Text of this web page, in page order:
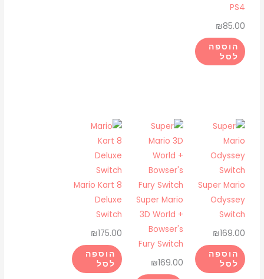
PS4
₪85.00
הוספה
לסל
Super Mario
Odyssey
Switch
₪169.00
הוספה
לסל
Super Mario
3D World +
Bowser's
Fury Switch
₪169.00
Mario Kart 8
Deluxe
Switch
₪175.00
הוספה
לסל